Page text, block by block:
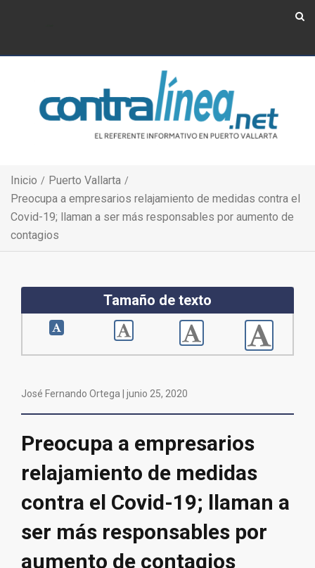
Inicio
Puerto Vallarta
Preocupa a empresarios relajamiento de medidas contra el
Covid-19; llaman a ser más responsables por aumento de
contagios
Tamaño de texto
José Fernando Ortega | junio 25, 2020
Preocupa a empresarios
relajamiento de medidas
contra el Covid-19; llaman a
ser más responsables por
aumento de contagios